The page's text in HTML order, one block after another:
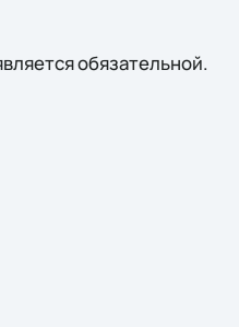
обязательной.